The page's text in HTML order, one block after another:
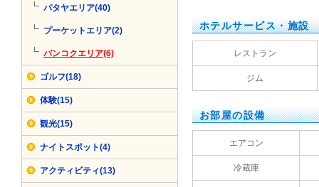
ホテルサービス・施設
レストラン
ジム
お部屋の設備
エアコン
冷蔵庫
パタヤエリア(40)
プーケットエリア(2)
バンコクエリア(6)
ゴルフ(18)
体験(15)
観光(15)
ナイトスポット(4)
アクティビティ(13)